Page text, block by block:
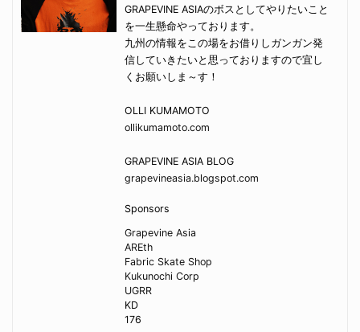
GRAPEVINE ASIAのボスとしてやりたいこと
を一生懸命やっております。
九州の情報をこの場をお借りしガンガン発
信していきたいと思っておりますので宜し
くお願いしま～す！
OLLI KUMAMOTO
ollikumamoto.com
GRAPEVINE ASIA BLOG
grapevineasia.blogspot.com
Sponsors
Grapevine Asia
AREth
Fabric Skate Shop
Kukunochi Corp
UGRR
KD
176